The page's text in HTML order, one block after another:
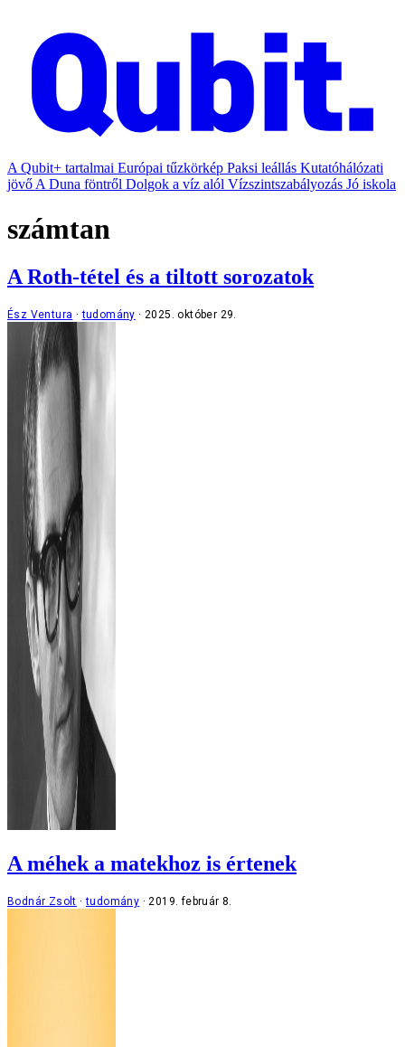
A Qubit+ tartalmai Európai tűzkörkép Paksi leállás Kutatóhálózati
jövő A Duna föntről Dolgok a víz alól Vízszintszabályozás Jó iskola
számtan
A Roth-tétel és a tiltott sorozatok
Ész Ventura tudomány 2025. október 29.
A méhek a matekhoz is értenek
Bodnár Zsolt tudomány 2019. február 8.